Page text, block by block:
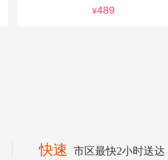
¥489
快速 市区最快2小时送达